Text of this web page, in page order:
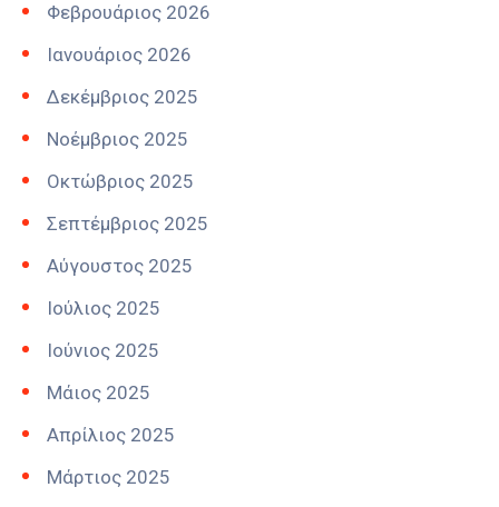
Φεβρουάριος 2026
Ιανουάριος 2026
Δεκέμβριος 2025
Νοέμβριος 2025
Οκτώβριος 2025
Σεπτέμβριος 2025
Αύγουστος 2025
Ιούλιος 2025
Ιούνιος 2025
Μάιος 2025
Απρίλιος 2025
Μάρτιος 2025